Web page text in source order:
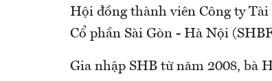
Hội đồng thành viên Công ty
Cổ phần Sài Gòn - Hà Nội
Gia nhập SHB từ năm 2008, bà